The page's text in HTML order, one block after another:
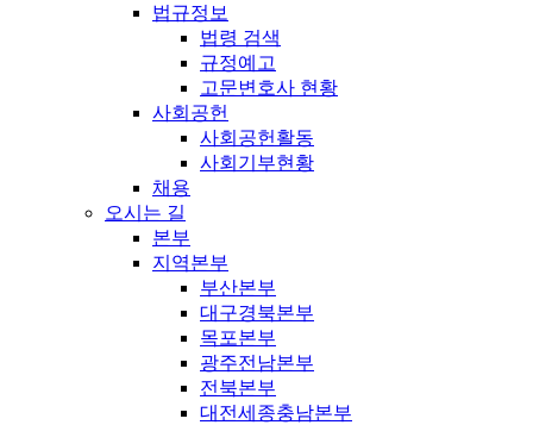
법규정보
법령 검색
규정예고
고문변호사 현황
사회공헌
사회공헌활동
사회기부현황
채용
오시는 길
본부
지역본부
부산본부
대구경북본부
목포본부
광주전남본부
전북본부
대전세종충남본부